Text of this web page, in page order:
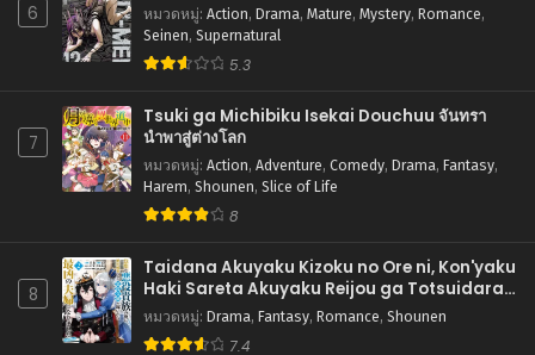
6 หมวดหมู่: Action, Drama, Mature, Mystery, Romance,
Seinen, Supernatural
5.3
7
Tsuki ga Michibiku Isekai Douchuu จันทรา
นำพาสู่ต่างโลก
หมวดหมู่: Action, Adventure, Comedy, Drama, Fantasy,
Harem, Shounen, Slice of Life
8
8
Taidana Akuyaku Kizoku no Ore ni, Kon'yaku
Haki Sareta Akuyaku Reijou ga Totsuidara
Saikyou no Fuufu ni Narimashita การแก้แค้น
ของคู่สามีภรรยาตัวร้าย
หมวดหมู่: Drama, Fantasy, Romance, Shounen
7.4